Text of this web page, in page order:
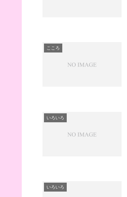
こころ
いろいろ
いろいろ